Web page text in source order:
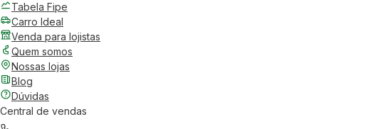
Tabela Fipe
Carro Ideal
Venda para lojistas
Quem somos
Nossas lojas
Blog
Dúvidas
Central de vendas